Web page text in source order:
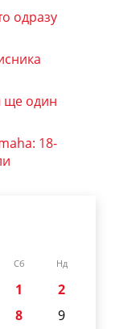
одразу
ще один
18-
Сб Нд
1
2
8
9